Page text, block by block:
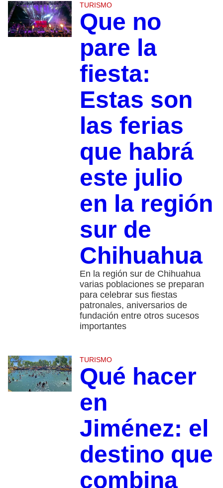
TURISMO
Que no
pare la
fiesta:
Estas son
las ferias
que habrá
este julio
en la región
sur de
Chihuahua
En la región sur de Chihuahua
varias poblaciones se preparan
para celebrar sus fiestas
patronales, aniversarios de
fundación entre otros sucesos
importantes
TURISMO
Qué hacer
en
Jiménez: el
destino que
combina